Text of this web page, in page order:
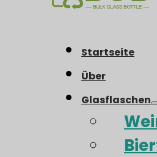
Startseite
Über
Glasflaschen